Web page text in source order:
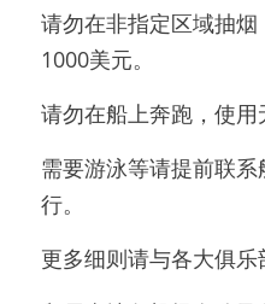
请勿在非指定区域抽
1000美元。
请勿在船上奔跑，使用
需要游泳等请提前联
行。
更多细则请与各大俱乐